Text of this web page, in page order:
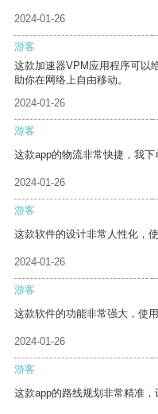
2024-01-26
游客
这款加速器VPM应用程序可以
助你在网络上自由移动。
2024-01-26
游客
这款app的物流非常快捷，我下
2024-01-26
游客
这款软件的设计非常人性化，
2024-01-26
游客
这款软件的功能非常强大，使
2024-01-26
游客
这款app的路线规划非常精准，